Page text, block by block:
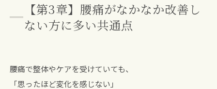
【第3章】腰痛がなかなか改善し
ない方に多い共通点
腰痛で整体やケアを受けていても、
「思ったほど変化を感じない」